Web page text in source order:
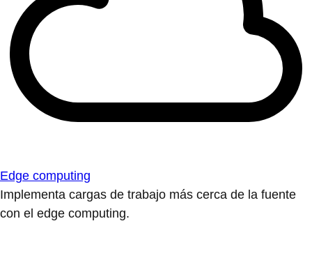
Edge computing
Implementa cargas de trabajo más cerca de la fuente
con el edge computing.